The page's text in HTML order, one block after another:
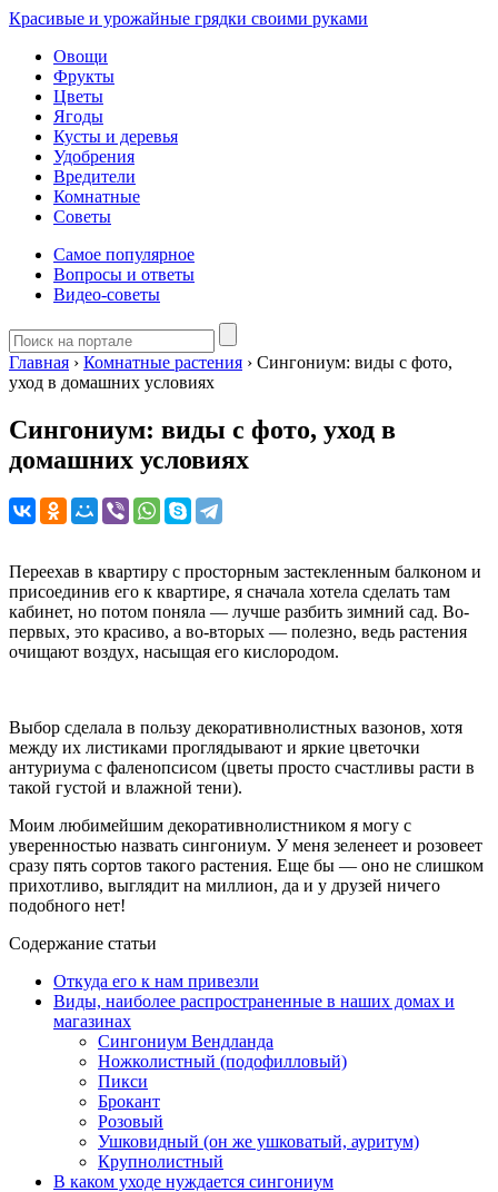
Красивые и урожайные грядки своими руками
Овощи
Фрукты
Цветы
Ягоды
Кусты и деревья
Удобрения
Вредители
Комнатные
Советы
Самое популярное
Вопросы и ответы
Видео-советы
Главная › Комнатные растения › Сингониум: виды с фото,
уход в домашних условиях
Сингониум: виды с фото, уход в
домашних условиях
Переехав в квартиру с просторным застекленным балконом и
присоединив его к квартире, я сначала хотела сделать там
кабинет, но потом поняла — лучше разбить зимний сад. Во-
первых, это красиво, а во-вторых — полезно, ведь растения
очищают воздух, насыщая его кислородом.
Выбор сделала в пользу декоративнолистных вазонов, хотя
между их листиками проглядывают и яркие цветочки
антуриума с фаленопсисом (цветы просто счастливы расти в
такой густой и влажной тени).
Моим любимейшим декоративнолистником я могу с
уверенностью назвать сингониум. У меня зеленеет и розовеет
сразу пять сортов такого растения. Еще бы — оно не слишком
прихотливо, выглядит на миллион, да и у друзей ничего
подобного нет!
Содержание статьи
Откуда его к нам привезли
Виды, наиболее распространенные в наших домах и
магазинах
Сингониум Вендланда
Ножколистный (подофилловый)
Пикси
Брокант
Розовый
Ушковидный (он же ушковатый, ауритум)
Крупнолистный
В каком уходе нуждается сингониум